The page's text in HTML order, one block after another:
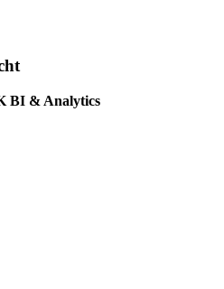
BI & Analytics